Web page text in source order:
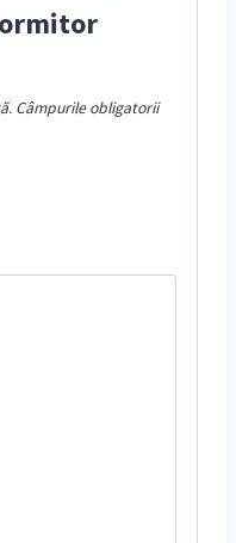
Câmpurile obligatorii